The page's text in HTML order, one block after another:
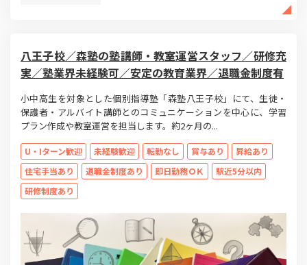
八王子校／森塾の塾講師・教室運営スタッフ／研修充
実／塾業界未経験可／安定の教育業界／退職金制度有
小中高生を対象とした個別指導塾「森塾八王子校」にて、生徒・
保護者・アルバイト講師とのコミュニケーションを中心に、学習
プラン作成や教室運営を担当します。約2ヶ月の...
U・Iターン歓迎 未経験歓迎 転勤なし 賞与あり
昇給あり
住宅手当あり
退職金制度あり 即日勤務ＯＫ
駅近5分以内
研修制度あり